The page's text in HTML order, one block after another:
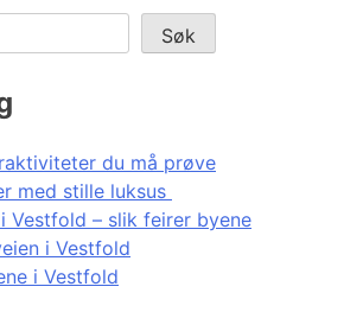
Søk
du må prøve
med stille luksus
i Vestfold – slik feirer byene
i Vestfold
i Vestfold